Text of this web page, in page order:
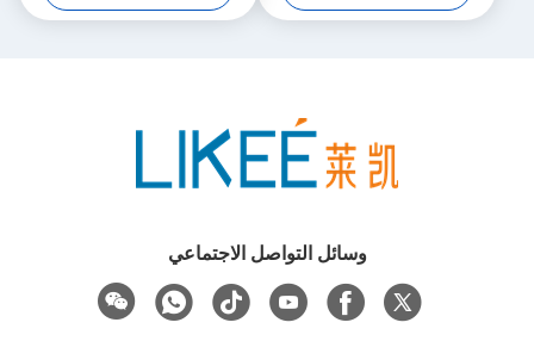
وسائل التواصل الاجتماعي